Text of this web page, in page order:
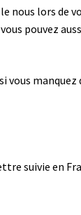
nous lors de
pouvez
vous
suivie en